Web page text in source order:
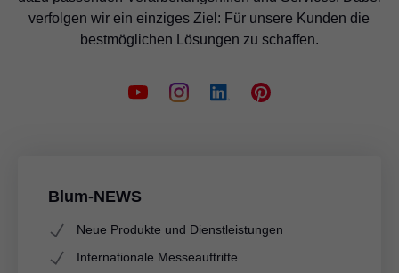
verfolgen wir ein einziges Ziel: Für unsere Kunden die
bestmöglichen Lösungen zu schaffen.
Blum-NEWS
Neue Produkte und Dienstleistungen
Internationale Messeauftritte